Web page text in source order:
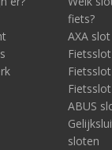
fiets?
AXA slot
ABUS
sloten